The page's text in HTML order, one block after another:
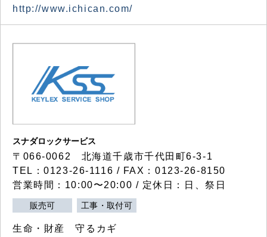
http://www.ichican.com/
スナダロックサービス
〒066-0062 北海道千歳市千代田町6-3-1
TEL：0123-26-1116 / FAX：0123-26-8150
営業時間：10:00〜20:00 / 定休日：日、祭日
販売可 工事・取付可
生命・財産 守るカギ